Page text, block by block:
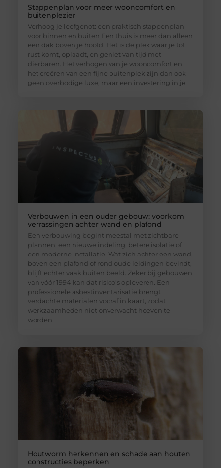
Stappenplan voor meer wooncomfort en
buitenplezier
Verhoog je leefgenot: een praktisch stappenplan
voor binnen en buiten Een thuis is meer dan alleen
een dak boven je hoofd. Het is de plek waar je tot
rust komt, oplaadt, en geniet van tijd met
dierbaren. Het verhogen van je wooncomfort en
het creëren van een fijne buitenplek zijn dan ook
geen overbodige luxe, maar een investering in je
Verbouwen in een ouder gebouw: voorkom
verrassingen achter wand en plafond
Een verbouwing begint meestal met zichtbare
plannen: een nieuwe indeling, betere isolatie of
een moderne installatie. Wat zich achter een wand,
boven een plafond of rond oude leidingen bevindt,
blijft echter vaak buiten beeld. Zeker bij gebouwen
van vóór 1994 kan dat risico’s opleveren. Een
professionele asbestinventarisatie brengt
verdachte materialen vooraf in kaart, zodat
werkzaamheden niet onverwacht hoeven te
worden
Houtworm herkennen en schade aan houten
constructies beperken